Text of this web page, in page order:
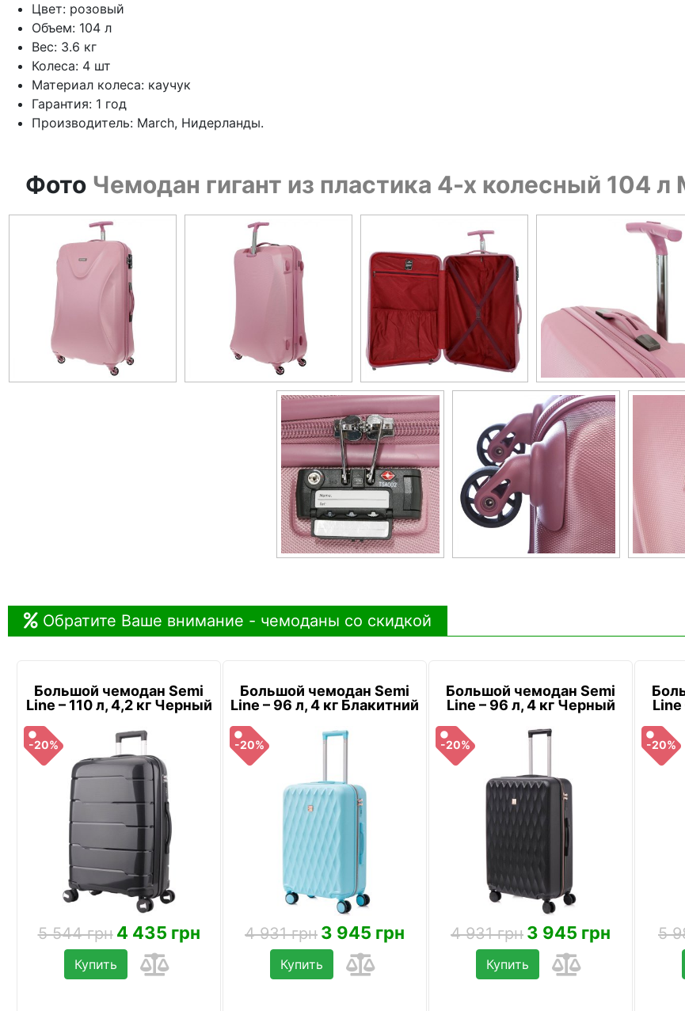
Цвет: розовый
Объем: 104 л
Вес: 3.6 кг
Колеса: 4 шт
Материал колеса: каучук
Гарантия: 1 год
Производитель: March, Нидерланды.
Фото Чемодан гигант из пластика 4-х колесный 104
Обратите Ваше внимание - чемоданы со скидкой
Большой чемодан Semi
Line – 110 л, 4,2 кг Черный
-20%
5 544 грн 4 435 грн
Купить
Большой чемодан Semi
Line – 96 л, 4 кг Блакитний
-20%
4 931 грн 3 945 грн
Купить
Большой чемодан Semi
Line – 96 л, 4 кг Черный
-20%
4 931 грн 3 945 грн
Купить
-20%
5